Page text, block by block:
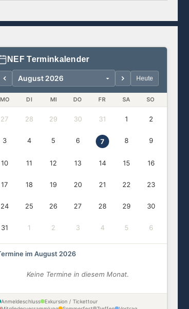
NEF Terminkalender
Heute
MO DI MI DO FR SA SO
27 28 29 30 31 1 2
3 4 5 6 7 8 9
10 11 12 13 14 15 16
17 18 19 20 21 22 23
24 25 26 27 28 29 30
31 1 2 3 4 5 6
im August 2026
Keine Termine in diesem Monat.
Anmeldeschluss
Exkursion / Tickettour